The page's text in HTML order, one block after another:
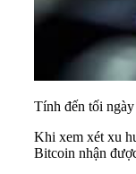
Tính đến tối
Khi xem xét xu
Bitcoin nhận